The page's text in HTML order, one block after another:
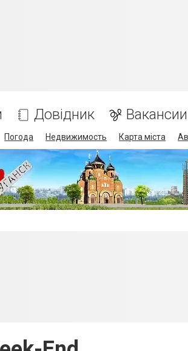
Довідник Вакансии
Погода Недвижимость Карта міста